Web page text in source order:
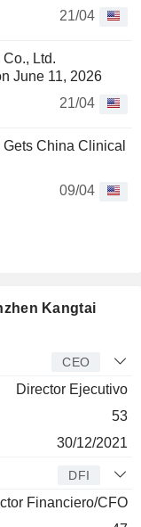
21/04
Ltd.
June 11, 2026
21/04
China Clinical
09/04
Kangtai
CEO
Director Ejecutivo
53
30/12/2021
DFI
Financiero/CFO